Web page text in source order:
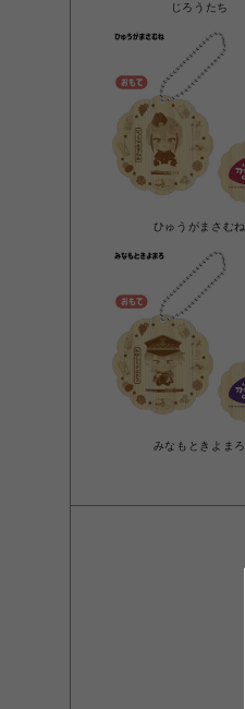
じろうたち
ひゅうがまさむね
みなもときよまろ